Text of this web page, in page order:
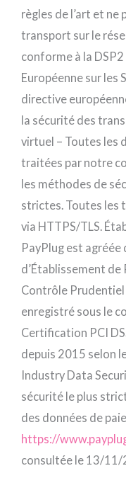
règles de l’art et ne
transport sur le
conforme à la
Européenne sur les
directive
la sécurité des
virtuel – Toutes les
traitées par notre
les méthodes de
strictes. Toutes les
via HTTPS/TLS.
PayPlug est
d’Établissement
Contrôle Prudentiel
enregistré sous le
Certification PCI
depuis 2015 selon
Industry Data
sécurité le plus
des données de
https://
consultée le 13/11/